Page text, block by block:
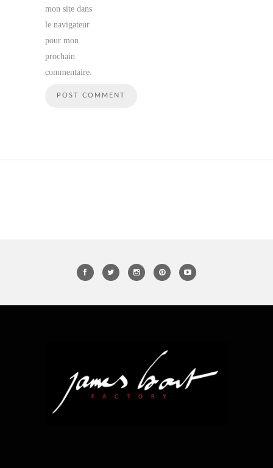
mon site dans
le navigateur
pour mon
prochain
commentaire.